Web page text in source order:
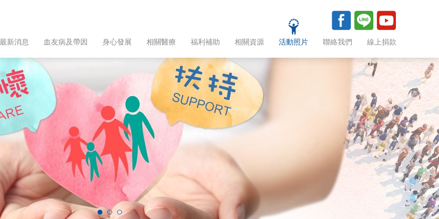
最新消息 血友病及帶因 身心發展 相關醫療 福利補助 相關資源 活動照片 聯絡我們 線上捐款